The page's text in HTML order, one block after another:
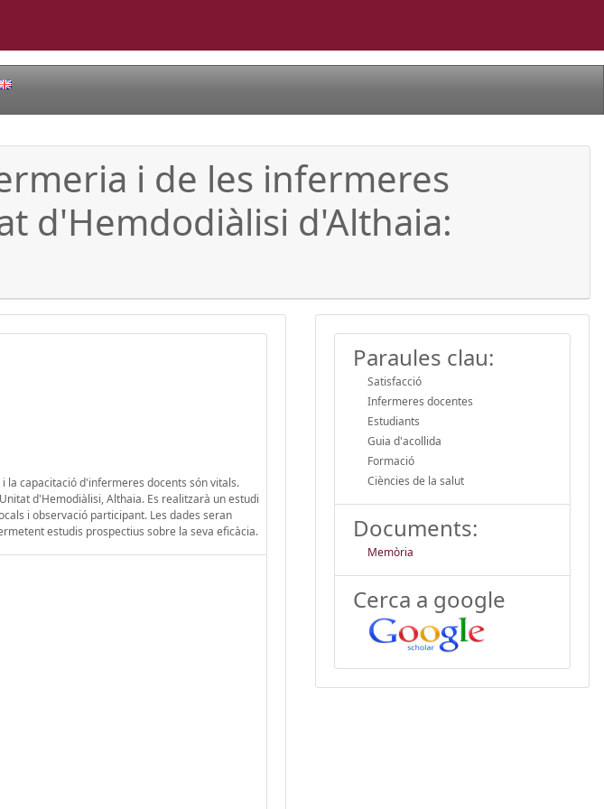
i de les infermeres
d'Hemdodiàlisi d'Althaia:
la capacitació d'infermeres docents són vitals.
d'Hemodiàlisi, Althaia. Es realitzarà un estudi
i observació participant. Les dades seran
estudis prospectius sobre la seva eficàcia.
Paraules clau:
Satisfacció
Infermeres docentes
Estudiants
Guia d'acollida
Formació
Ciències de la salut
Documents:
Memòria
Cerca a google